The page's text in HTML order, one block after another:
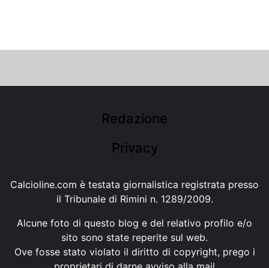
Redazione
Privacy
Calcioline.com è testata giornalistica registrata presso
il Tribunale di Rimini n. 1289/2009.
Alcune foto di questo blog e del relativo profilo e/o
sito sono state reperite sul web.
Ove fosse stato violato il diritto di copyright, prego i